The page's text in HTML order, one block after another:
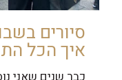
סיורים
איך הכל